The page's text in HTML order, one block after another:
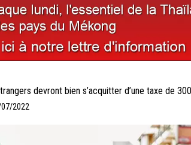
devront bien s’acquitter d’une taxe de
2022